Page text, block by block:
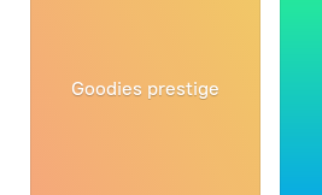
Goodies prestige